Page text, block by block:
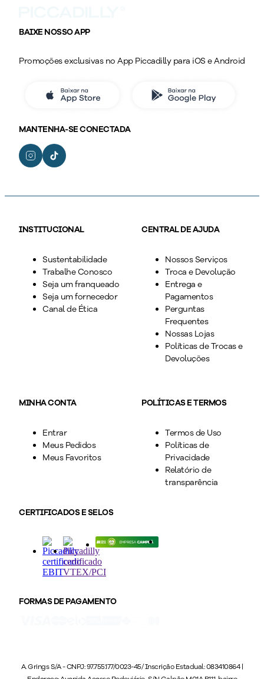
BAIXE NOSSO APP
Promoções exclusivas no App Piccadilly para iOS e Android
MANTENHA-SE CONECTADA
INSTITUCIONAL
Sustentabilidade
Trabalhe Conosco
Seja um franqueado
Seja um fornecedor
Canal de Ética
CENTRAL DE AJUDA
Nossos Serviços
Troca e Devolução
Entrega e
Pagamentos
Perguntas
Frequentes
Nossas Lojas
Políticas de Trocas e
Devoluções
MINHA CONTA
Entrar
Meus Pedidos
Meus Favoritos
POLÍTICAS E TERMOS
Termos de Uso
Políticas de
Privacidade
Relatório de
transparência
CERTIFICADOS E SELOS
FORMAS DE PAGAMENTO
A. Grings S/A - CNPJ: 97.755.177/0023-45/ Inscrição Estadual: 083410864 |